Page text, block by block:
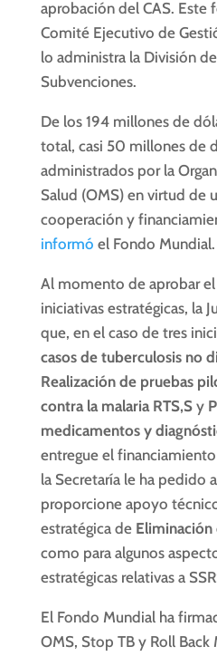
aprobación del CAS. Este
Comité Ejecutivo de
lo administra la División
Subvenciones.
De los 194 millones de
total, casi 50 millones de
administrados por la
Salud (OMS) en virtud de
cooperación y
informó el Fondo Mundial.
Al momento de aprobar
iniciativas estratégicas, la
que, en el caso de tres
casos de tuberculosis no
Realización de pruebas
contra la malaria RTS,Sy
medicamentos y
entregue el
la Secretaría le ha pedido
proporcione apoyo
estratégica de Eliminación
como para algunos
estratégicas relativas a
El Fondo Mundial ha
OMS, Stop TB y Roll Back